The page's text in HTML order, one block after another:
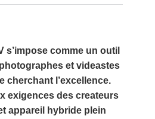
s’impose comme un outil
et videastes
cherchant l’excellence.
exigences des createurs
appareil hybride plein